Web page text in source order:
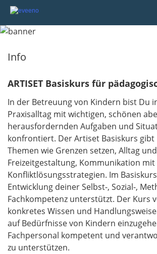
Info
ARTISET Basiskurs für
In der Betreuung von Kindern bist Du
Praxisalltag mit wichtigen, schönen
herausfordernden Aufgaben und
konfrontiert. Der Artiset Basiskurs gibt
Themen wie Grenzen setzen, Alltag und
Freizeitgestaltung, Kommunikation
Konfliktlösungsstrategien. Im
Entwicklung deiner Selbst-, Sozial-,
Fachkompetenz unterstützt. Der Kurs
konkretes Wissen und
auf Bedürfnisse von Kindern
Fachpersonal kompetent und
zu unterstützen.